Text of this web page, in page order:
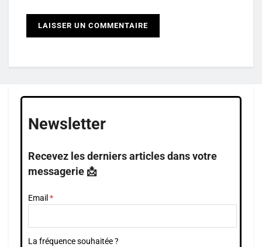
Newsletter
Recevez les derniers articles dans votre
messagerie 📩
Email
La fréquence souhaitée ?